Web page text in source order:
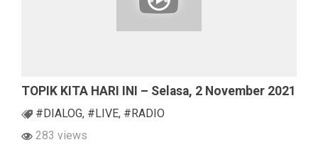
TOPIK KITA HARI INI – Selasa, 2 November 2021
#DIALOG, #LIVE, #RADIO
283 views